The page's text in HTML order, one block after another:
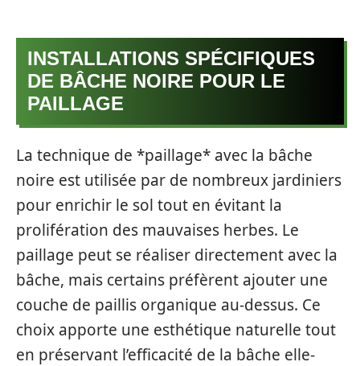
INSTALLATIONS SPÉCIFIQUES
DE BÂCHE NOIRE POUR LE
PAILLAGE
La technique de *paillage* avec la bâche
noire est utilisée par de nombreux jardiniers
pour enrichir le sol tout en évitant la
prolifération des mauvaises herbes. Le
paillage peut se réaliser directement avec la
bâche, mais certains préfèrent ajouter une
couche de paillis organique au-dessus. Ce
choix apporte une esthétique naturelle tout
en préservant l’efficacité de la bâche elle-